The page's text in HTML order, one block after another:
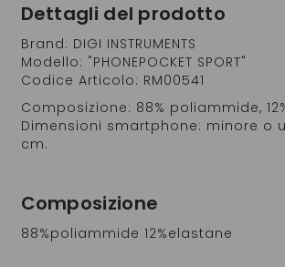
Dettagli del prodotto
Brand: DIGI INSTRUMENTS
Modello: "PHONEPOCKET SPORT"
Codice Articolo: RM00541
Composizione: 88% poliammide,
Dimensioni smartphone: minore o
cm.
Composizione
88%poliammide 12%elastane